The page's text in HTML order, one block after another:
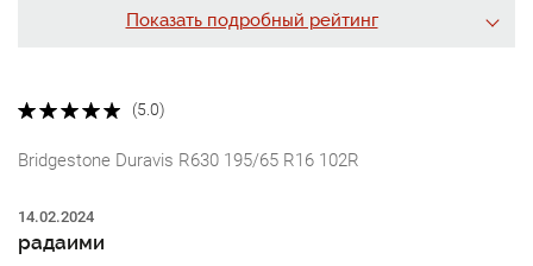
Показать подробный рейтинг
(5.0)
Bridgestone Duravis R630 195/65 R16 102R
14.02.2024
радаими